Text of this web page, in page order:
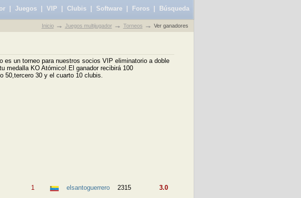
| Juegos| VIP Clubis| Software| Foros| Búsqueda
Inicio Juegos multijugador Torneos Ver ganadores
es un torneo para nuestros socios VIP eliminatorio a doble
medalla KO Atómico!.El ganador recibirá 100
50,tercero 30 y el cuarto 10 clubis.
1 elsantoguerrero 2315
3.0